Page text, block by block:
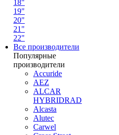
18"
19"
20"
21"
22"
Все производители
Популярные
производители
Accuride
AEZ
ALCAR
HYBRIDRAD
Alcasta
Alutec
Carwel